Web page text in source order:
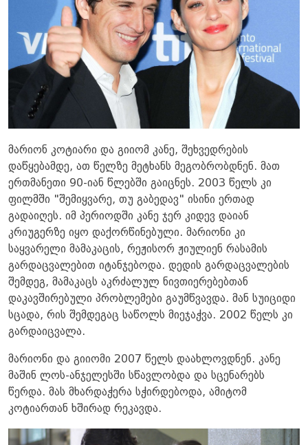
მარიონ კოტიარი და გიიომ კანე, შეხვედრების
დაწყებამდე, ათ წელზე მეტხანს მეგობრობდნენ. მათ
ერთმანეთი 90-იან წლებში გაიცნეს. 2003 წელს კი
ფილმში "შემიყვარე, თუ გაბედავ" ისინი ერთად
გადაიღეს. იმ პერიოდში კანე ჯერ კიდევ დაიან
კრიუგერზე იყო დაქორწინებული. მარიონი კი
საყვარელი მამაკაცის, რეჟისორ ჟიულიენ რასამის
გარდაცვალებით იტანჯებოდა. დედის გარდაცვალების
შემდეგ, მამაკაცს აკრძალულ ნივთიერებებთან
დაკავშირებული პრობლემები გაუმწვავდა. მან სუიციდი
სცადა, რის შემდეგაც საწოლს მიეჯაჭვა. 2002 წელს კი
გარდაიცვალა.
მარიონი და გიიომი 2007 წელს დაახლოვდნენ. კანე
მაშინ ლოს-ანჯელესში სწავლობდა და სცენარებს
წერდა. მას მხარდაჭერა სჭირდებოდა, ამიტომ
კოტიართან ხშირად რეკავდა.